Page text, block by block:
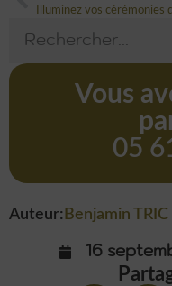
Vous
05
Auteur: Benjamin TRIC
16